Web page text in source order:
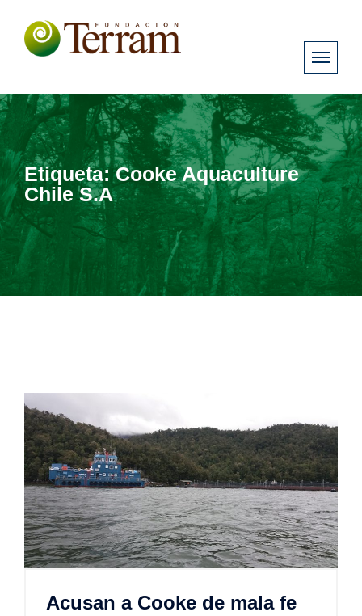
Etiqueta:Cooke Aquaculture
Chile S.A
Acusan a Cooke de mala fe